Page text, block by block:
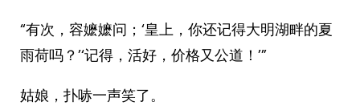
“有次，容嬷嬷问；‘皇上，你还记得大明湖畔的夏
雨荷吗？’‘记得，活好，价格又公道！’”
姑娘，扑哧一声笑了。